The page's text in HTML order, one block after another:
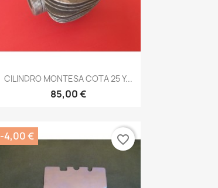
Vista rápida
CILINDRO MONTESA COTA 25 Y...
85,00 €
-4,00 € favorite_border